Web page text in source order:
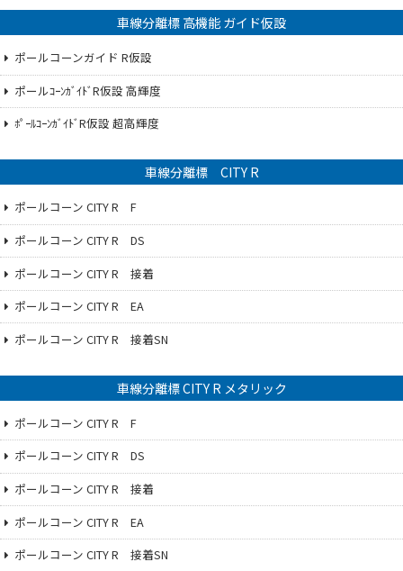
車線分離標 高機能 ガイド仮設
ポールコーンガイド R仮設
ポールｺｰﾝｶﾞｲﾄﾞR仮設 高輝度
ﾎﾟｰﾙｺｰﾝｶﾞｲﾄﾞR仮設 超高輝度
車線分離標 CITY R
ポールコーン CITY R F
ポールコーン CITY R DS
ポールコーン CITY R 接着
ポールコーン CITY R EA
ポールコーン CITY R 接着SN
車線分離標 CITY R メタリック
ポールコーン CITY R F
ポールコーン CITY R DS
ポールコーン CITY R 接着
ポールコーン CITY R EA
ポールコーン CITY R 接着SN